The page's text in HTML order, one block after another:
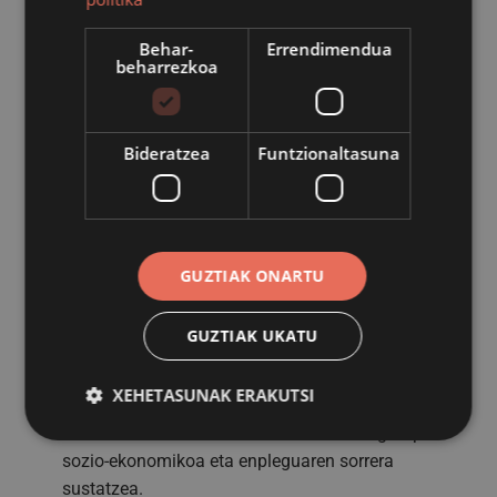
Garapenaren arloan ekitaldi honetan sustatuko
diren ekimenak jasotzen dira, honako erronka hauei
erantzunez:
Egitura ekonomikoa dibertsifikatzeko beharra,
ezagutza berrien sektoreetara zabalduz.
Enpresen lehiakortasuna eta kokapen
estrategikoa hobetzea
Eskualdearen irekiera
Dirulaguntzaren onuraduna:
Loiola Berrikuntza
Fundazioa (Iraurgi Lantzen SA).
Ebazpena:2020/12/28ko Alkatetza Dekretua.
Aurrekontu-saila:1.1100.422.430.00.02 2020
sozio-ekonomikoa eta enpleguaren sorrera
sustatzea.
Behar-
beharrezkoa
Errendimendua
Bideratzea Funtzionaltasuna
GUZTIAK ONARTU
GUZTIAK UKATU
XEHETASUNAK ERAKUTSI
Behar-beharrezkoa